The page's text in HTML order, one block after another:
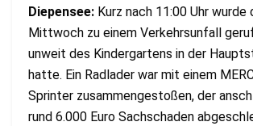
Diepensee: Kurz nach 11:00 Uhr wurde
Mittwoch zu einem Verkehrsunfall
unweit des Kindergartens in der
hatte. Ein Radlader war mit einem
Sprinter zusammengestoßen, der
rund 6.000 Euro Sachschaden